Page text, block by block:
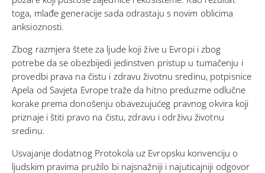
toga, mlađe generacije sada odrastaju s novim oblicima
anksioznosti.
Zbog razmjera štete za ljude koji žive u Evropi i zbog
potrebe da se obezbijedi jedinstven pristup u tumačenju i
provedbi prava na čistu i zdravu životnu sredinu, potpisnice
Apela od Savjeta Evrope traže da hitno preduzme odlučne
korake prema donošenju obavezujućeg pravnog okvira koji
priznaje i štiti pravo na čistu, zdravu i održivu životnu
sredinu.
Usvajanje dodatnog Protokola uz Evropsku konvenciju o
ljudskim pravima pružilo bi najsnažniji i najuticajniji odgovor